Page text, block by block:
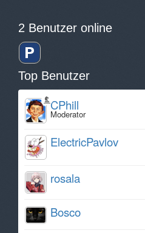
2 Benutzer online
Top Benutzer
CPhill
Moderator
ElectricPavlov
rosala
Bosco